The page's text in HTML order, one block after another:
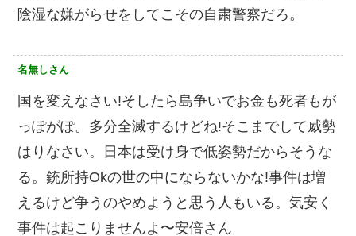
陰湿な嫌がらせをしてこその自粛警察だろ。
名無しさん
国を変えなさい!そしたら島争いでお金も死者もが
っぽがぽ。多分全滅するけどね!そこまでして威勢
はりなさい。日本は受け身で低姿勢だからそうな
る。銃所持Okの世の中にならないかな!事件は増
えるけど争うのやめようと思う人もいる。気安く
事件は起こりませんよ〜安倍さん